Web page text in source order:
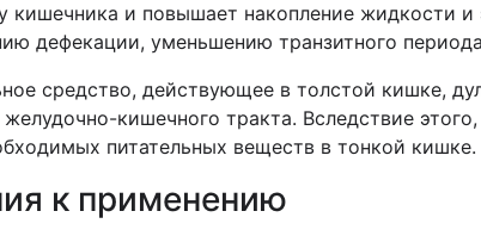
кишечника и повышает накопление жидкости
дефекации, уменьшению транзитного
средство, действующее в толстой кишке,
кишечного тракта. Вследствие
питательных веществ в тонкой кишке.
к применению